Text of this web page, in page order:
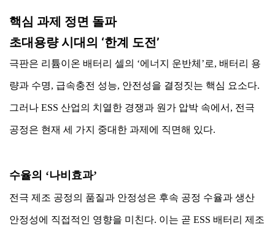
핵심 과제 정면 돌파
초대용량 시대의 ‘한계 도전’
극판은 리튬이온 배터리 셀의 ‘에너지 운반체’로, 배터리 용
량과 수명, 급속충전 성능, 안전성을 결정짓는 핵심 요소다.
그러나 ESS 산업의 치열한 경쟁과 원가 압박 속에서, 전극
공정은 현재 세 가지 중대한 과제에 직면해 있다.
수율의 ‘나비효과’
전극 제조 공정의 품질과 안정성은 후속 공정 수율과 생산
안정성에 직접적인 영향을 미친다. 이는 곧 ESS 배터리 제조